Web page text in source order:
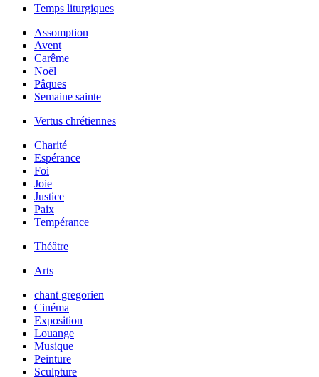
Temps liturgiques
Assomption
Avent
Carême
Noël
Pâques
Semaine sainte
Vertus chrétiennes
Charité
Espérance
Foi
Joie
Justice
Paix
Tempérance
Théâtre
Arts
chant gregorien
Cinéma
Exposition
Louange
Musique
Peinture
Sculpture